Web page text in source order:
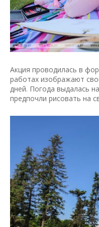
Акция проводилась в
работах изображают
дней. Погода выдалась
предпочли рисовать на